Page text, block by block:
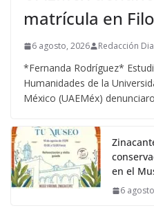
matrícula en
6 agosto, 2026 Redacción
*Fernanda Rodríguez*
Humanidades de la
México (UAEMéx)
en el
6